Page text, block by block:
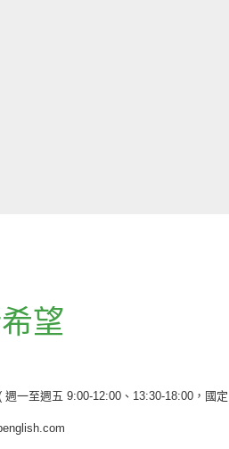
望
週一至週五 9:00-12:00、13:30-18:00，國定